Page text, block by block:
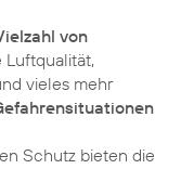
von
Luftqualität,
vieles mehr
Schutz bieten die